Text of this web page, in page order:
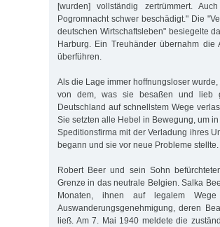
[wurden] vollständig zertrümmert.
Pogromnacht schwer beschädigt." Die
deutschen Wirtschaftsleben" besiegelte
Harburg. Ein Treuhänder übernahm
überführen.
Als die Lage immer hoffnungsloser
von dem, was sie besaßen und lieb
Deutschland auf schnellstem Wege
Sie setzten alle Hebel in Bewegung, um
Speditionsfirma mit der Verladung ihres
begann und sie vor neue Probleme stellte.
Robert Beer und sein Sohn
Grenze in das neutrale Belgien. Salka
Monaten, ihnen auf legalem
Auswanderungsgenehmigung, deren
ließ. Am 7. Mai 1940 meldete die